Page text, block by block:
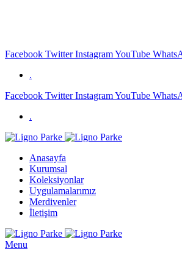
Facebook Twitter InstagramYouTube
.
Facebook Twitter InstagramYouTube
.
Anasayfa
Kurumsal
Koleksiyonlar
Uygulamalarımız
Merdivenler
İletişim
Menu